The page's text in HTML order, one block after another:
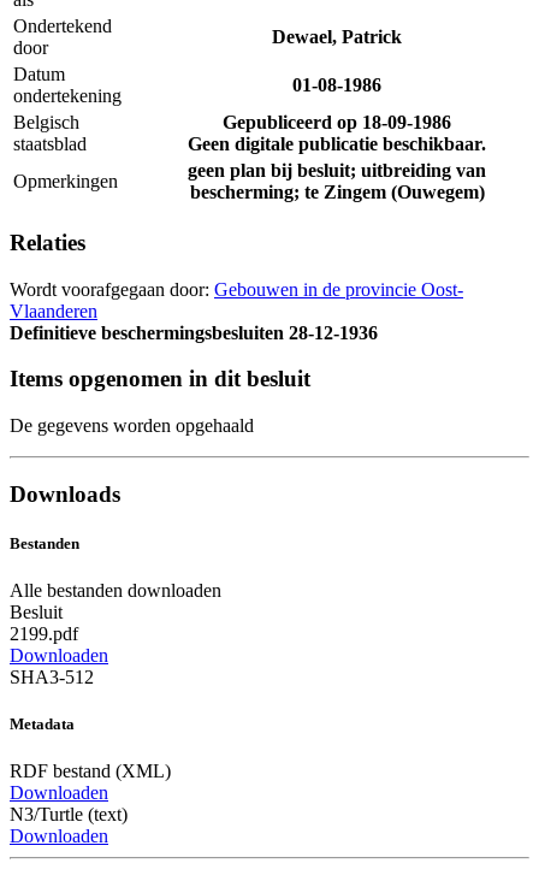
Ondertekend
door
Dewael, Patrick
Datum
ondertekening
01-08-1986
Belgisch
staatsblad
Gepubliceerd op 18-09-1986
Geen digitale publicatie beschikbaar.
Opmerkingen
geen plan bij besluit; uitbreiding van
bescherming; te Zingem (Ouwegem)
Relaties
Wordt voorafgegaan door: Gebouwen in de provincie Oost-
Vlaanderen
Definitieve beschermingsbesluiten 28-12-1936
Items opgenomen in dit besluit
De gegevens worden opgehaald
Downloads
Bestanden
Alle bestanden downloaden
Besluit
2199.pdf
Downloaden
SHA3-512
Metadata
RDF bestand (XML)
Downloaden
N3/Turtle (text)
Downloaden